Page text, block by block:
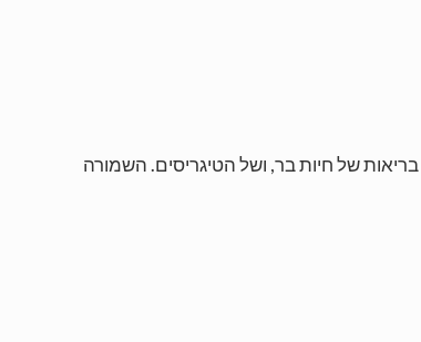
אוכלוסיות בריאות של חיות בר, ושל הטיגריסים. השמורה